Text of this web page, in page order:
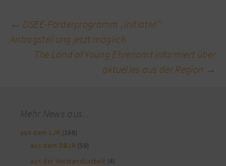
Beitragsnavigation
← DSEE-Förderprogramm „initiativ!“:
Antragstellung jetzt möglich
The Länd of Young Ehrenamt informiert über
aktuelles aus der Region →
Mehr News aus…
aus dem LJR (168)
aus dem DBJR (59)
aus der Vorstandsarbeit (4)